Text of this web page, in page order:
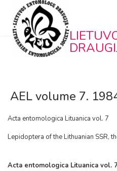
AEL volume 7.
Acta entomologica Lituanica vol. 7
Lepidoptera of the Lithuanian SSR,
Acta entomologica Lituanica vol.